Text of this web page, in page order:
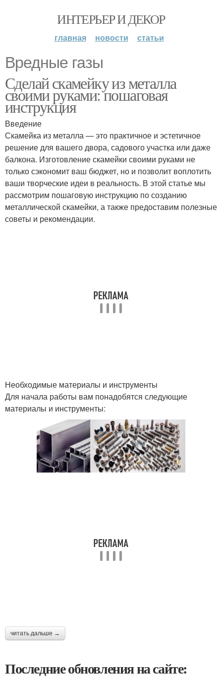
ИНТЕРЬЕР И ДЕКОР
главная новости статьи
Вредные газы
Сделай скамейку из металла
своими руками: пошаговая
инструкция
Введение
Скамейка из металла — это практичное и эстетичное
решение для вашего двора, садового участка или даже
балкона. Изготовление скамейки своими руками не
только сэкономит ваш бюджет, но и позволит воплотить
ваши творческие идеи в реальность. В этой статье мы
рассмотрим пошаговую инструкцию по созданию
металлической скамейки, а также предоставим полезные
советы и рекомендации.
Необходимые материалы и инструменты
Для начала работы вам понадобятся следующие
материалы и инструменты:
читать дальше →
Последние обновления на сайте: